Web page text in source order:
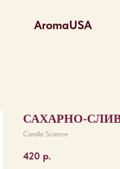
AromaUSA
САХАРНО-
Candle Science
420 р.